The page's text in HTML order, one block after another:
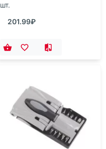
шт.
201.99₽